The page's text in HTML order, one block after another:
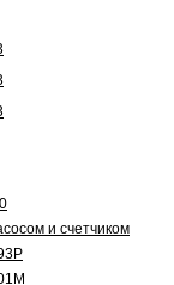
и счетчиком